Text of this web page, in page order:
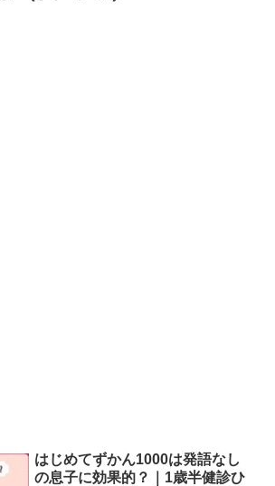
はじめてずかん1000は発語なし
の息子に効果的？｜1歳半健診ひ